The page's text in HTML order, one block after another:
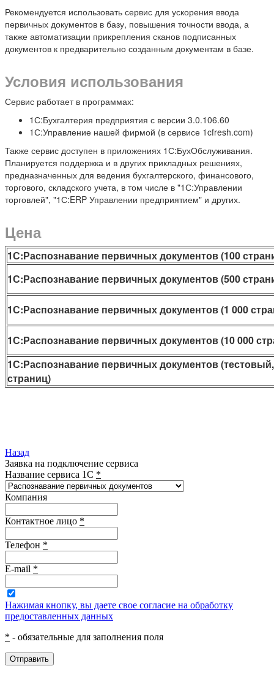
Рекомендуется использовать сервис для ускорения ввода
первичных документов в базу, повышения точности ввода, а
также автоматизации прикрепления сканов подписанных
документов к предварительно созданным документам в базе.
Условия использования
Сервис работает в программах:
1С:Бухгалтерия предприятия с версии 3.0.106.60
1С:Управление нашей фирмой (в сервисе 1cfresh.com)
Также сервис доступен в приложениях 1С:БухОбслуживания.
Планируется поддержка и в других прикладных решениях,
предназначенных для ведения бухгалтерского, финансового,
торгового, складского учета, в том числе в "1С:Управлении
торговлей", "1С:ERP Управлении предприятием" и других.
Цена
1С:Распознавание первичных документов (100
1С:Распознавание первичных документов (500
1С:Распознавание первичных документов (1 000
1С:Распознавание первичных документов (10 000
1С:Распознавание первичных документов
страниц)
Назад
Заявка на подключение сервиса
Название сервиса 1С *
Компания
Контактное лицо *
Телефон *
E-mail *
Нажимая кнопку, вы даете свое согласие на обработку
предоставленных данных
* - обязательные для заполнения поля
Отправить